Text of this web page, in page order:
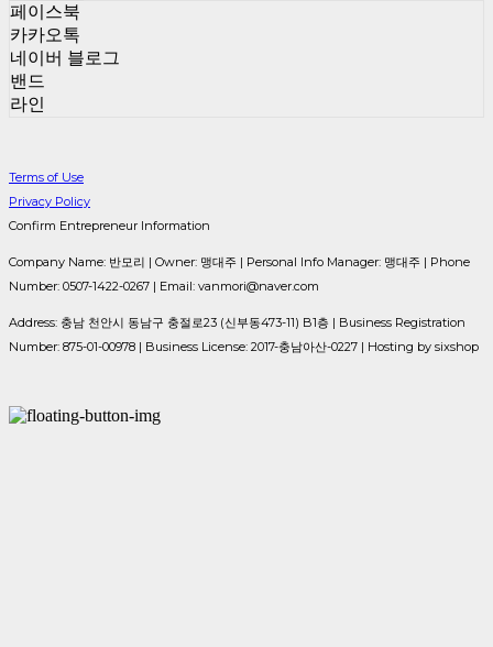
페이스북
카카오톡
네이버 블로그
밴드
라인
Terms of Use
Privacy Policy
Confirm Entrepreneur Information
Company Name: 반모리 | Owner: 맹대주 | Personal Info Manager: 맹대주 | Phone
Number: 0507-1422-0267 | Email: vanmori@naver.com
Address: 충남 천안시 동남구 충절로23 (신부동473-11) B1층 | Business Registration
Number: 875-01-00978 | Business License: 2017-충남아산-0227 | Hosting by sixshop